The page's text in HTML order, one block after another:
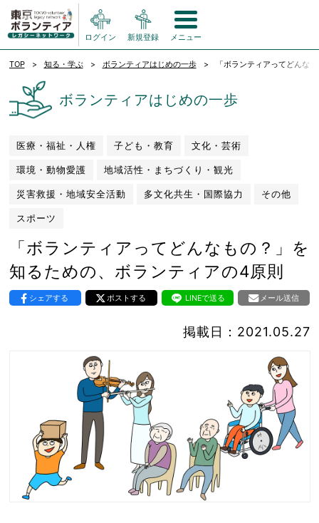
ログイン 新規登録 メニュー
TOP 知る・学ぶ ボランティアはじめの一歩 「ボランティアってどんな
ボランティアはじめの一歩
医療・福祉・人権 子ども・教育 文化・芸術
環境・動物愛護 地域活性・まちづくり・観光
災害救援・地域安全活動 多文化共生・国際協力 その他
スポーツ
「ボランティアってどんなもの？」を
知るための、ボランティアの4原則
シェアする ポストする LINEで送る メール送信
掲載日：2021.05.27